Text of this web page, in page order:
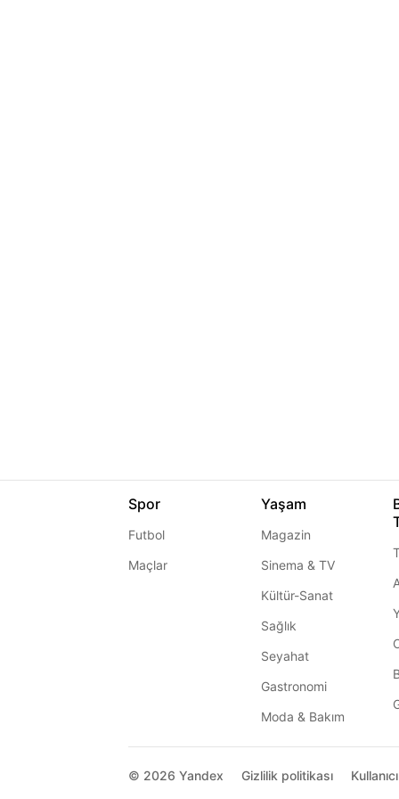
Spor
Futbol
Maçlar
Yaşam
Magazin
Sinema & TV
Kültür-Sanat
Sağlık
Seyahat
Gastronomi
Moda & Bakım
© 2026 Yandex Gizlilik politikası